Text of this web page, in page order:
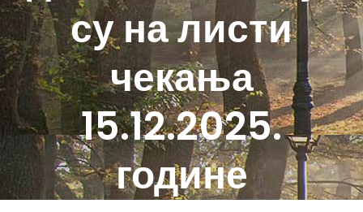
су на листи
чекања
15.12.2025.
године